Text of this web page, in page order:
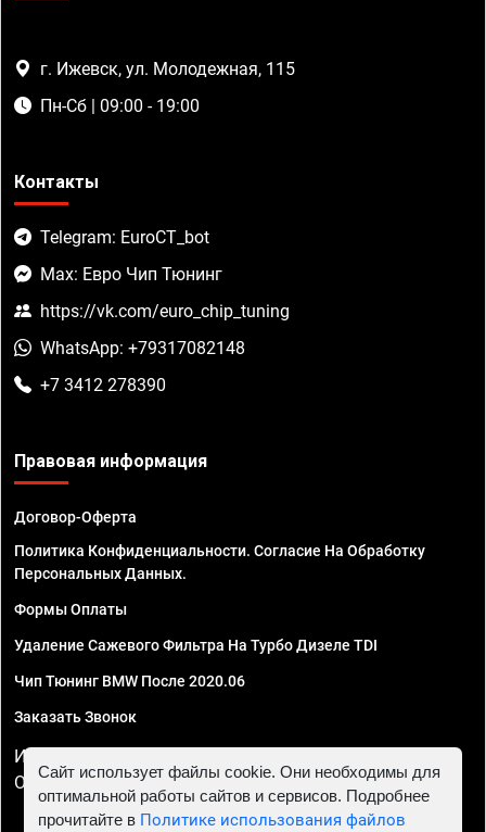
г. Ижевск, ул. Молодежная, 115
Пн-Сб | 09:00 - 19:00
Контакты
Telegram: EuroCT_bot
Max: Евро Чип Тюнинг
https://vk.com/euro_chip_tuning
WhatsApp: +79317082148
+7 3412 278390
Правовая информация
Договор-Оферта
Политика Конфиденциальности. Согласие На Обработку
Персональных Данных.
Формы Оплаты
Удаление Сажевого Фильтра На Турбо Дизеле TDI
Чип Тюнинг BMW После 2020.06
Заказать Звонок
ИП Смирнов Георгий Павлович. ИНН 781302555843,
ОГРНИП 324470400032610
Сайт использует файлы cookie. Они необходимы для
оптимальной работы сайтов и сервисов. Подробнее
прочитайте в Политике использования файлов